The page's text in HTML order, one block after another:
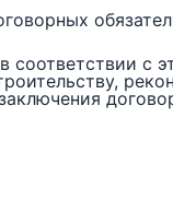
в соответствии с